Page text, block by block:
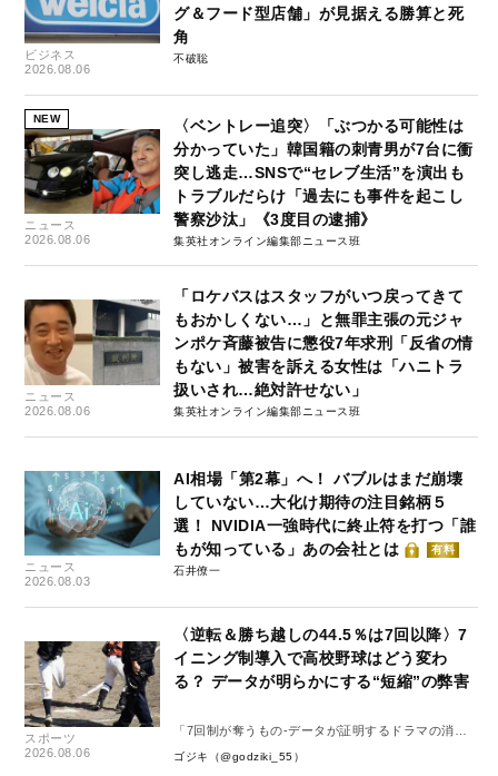
ビジネス
2026.08.06
グ＆フード型店舗」が見据える勝算と死
角
不破聡
NEW
ニュース
2026.08.06
〈ベントレー追突〉「ぶつかる可能性は
分かっていた」韓国籍の刺青男が7台に衝
突し逃走…SNSで“セレブ生活”を演出も
トラブルだらけ「過去にも事件を起こし
警察沙汰」《3度目の逮捕》
集英社オンライン編集部ニュース班
ニュース
2026.08.06
「ロケバスはスタッフがいつ戻ってきて
もおかしくない…」と無罪主張の元ジャ
ンポケ斉藤被告に懲役7年求刑「反省の情
もない」被害を訴える女性は「ハニトラ
扱いされ…絶対許せない」
集英社オンライン編集部ニュース班
ニュース
2026.08.03
AI相場「第2幕」へ！ バブルはまだ崩壊
していない…大化け期待の注目銘柄５
選！ NVIDIA一強時代に終止符を打つ「誰
もが知っている」あの会社とは
有料
石井僚一
スポーツ
2026.08.06
〈逆転＆勝ち越しの44.5％は7回以降〉7
イニング制導入で高校野球はどう変わ
る？ データが明らかにする“短縮”の弊害
「7回制が奪うもの-データが証明するドラマの消
失-」
ゴジキ（@godziki_55）